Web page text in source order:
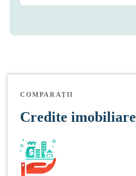
COMPARAȚII
Credite imobiliare